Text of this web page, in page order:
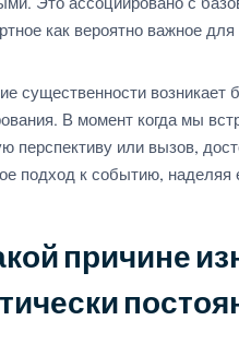
Это ассоциировано с
как вероятно важное
существенности возникает
В момент когда мы
перспективу или вызов,
подход к событию, наделяя
причине